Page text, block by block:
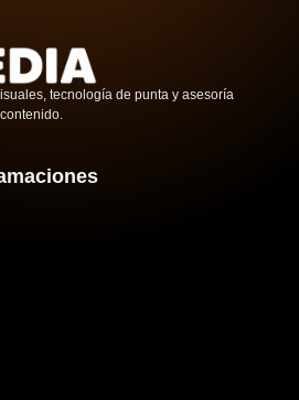
tecnología de punta y asesoría